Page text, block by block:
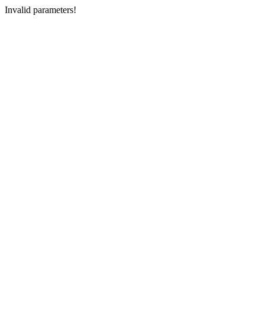
Invalid parameters!